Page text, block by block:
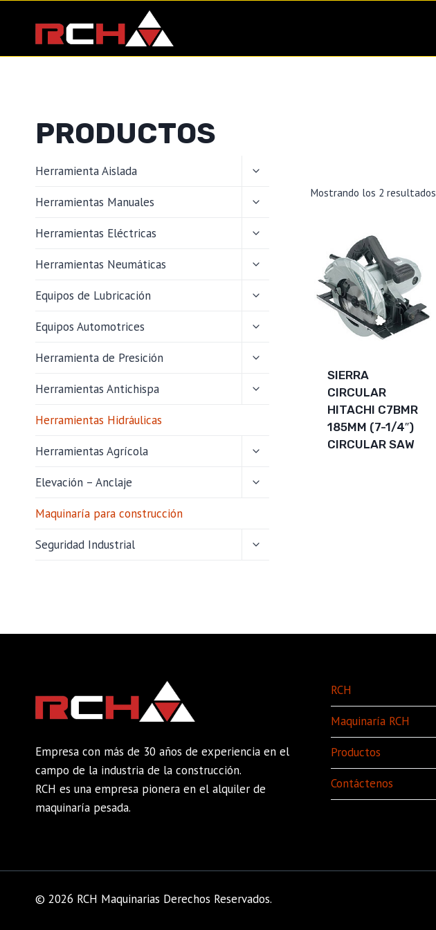
contenido
Mostrando los 2 resultados
SIERRA
CIRCULAR
HITACHI C7BMR
185MM (7-1/4″)
CIRCULAR SAW
PRODUCTOS
Herramienta Aislada
ALTERNAR
Herramientas Manuales
ALTERNAR
Herramientas Eléctricas
ALTERNAR
Herramientas Neumáticas
ALTERNAR
Equipos de Lubricación
ALTERNAR
Equipos Automotrices
ALTERNAR
Herramienta de Presición
ALTERNAR
Herramientas Antichispa
ALTERNAR
Herramientas Hidráulicas
Herramientas Agrícola
ALTERNAR
Elevación – Anclaje
ALTERNAR
Maquinaría para construcción
Seguridad Industrial
ALTERNAR
Empresa con más de 30 años de experiencia en el
campo de la industria de la construcción.
RCH es una empresa pionera en el alquiler de
maquinaría pesada.
RCH
Maquinaría RCH
Productos
Contáctenos
© 2026 RCH Maquinarias Derechos Reservados.